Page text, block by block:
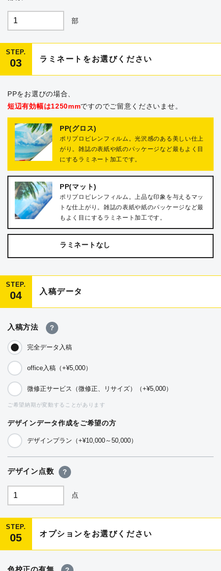
部
STEP.
03 ラミネートをお選びください
PPをお選びの場合、
短辺有効幅は1250mmですのでご留意くださいませ。
PP(グロス)
ポリプロピレンフィルム。光沢感のある美しい仕上
がり。雑誌の表紙や紙のパッケージなど最もよく目
にするラミネート加工です。
PP(マット)
ポリプロピレンフィルム。上品な印象を与えるマッ
トな仕上がり。雑誌の表紙や紙のパッケージなど最
もよく目にするラミネート加工です。
ラミネートなし
STEP.
04 入稿データ
入稿方法 ?
完全データ入稿
office入稿（+¥5,000）
微修正サービス（微修正、リサイズ）（+¥5,000）
ご希望納期が変動することがあります
デザインデータ作成をご希望の方
デザインプラン（+¥10,000～50,000）
デザイン点数 ?
点
STEP.
05 オプションをお選びください
色校正の有無